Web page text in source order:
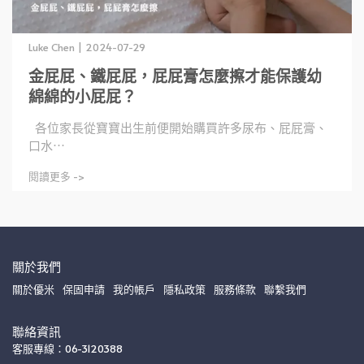
金屁屁、鐵屁屁，屁屁膏怎麼擦才能保護幼
綿綿的小屁屁？
Luke Chen | 2024-07-29
各位家長從寶寶出生前便開始購買許多尿布、屁屁膏、
口水⋯
閱讀更多 ->
關於我們
關於優米 保固申請 我的帳戶 隱私政策 服務條款 聯繫我們
聯絡資訊
客服專線：06-3120388